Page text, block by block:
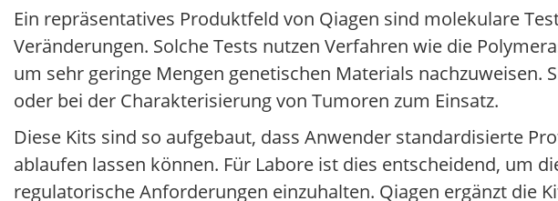
Ein repräsentatives Produktfeld von Qiagen sind molekulare
Veränderungen. Solche Tests nutzen Verfahren wie die
um sehr geringe Mengen genetischen Materials
oder bei der Charakterisierung von Tumoren zum Einsatz.
Diese Kits sind so aufgebaut, dass Anwender standardisierte
ablaufen lassen können. Für Labore ist dies entscheidend, um
regulatorische Anforderungen einzuhalten. Qiagen ergänzt die